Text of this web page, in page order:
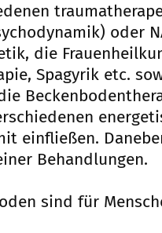
oder
die
Spagyrik etc.
einfließen.
Behandlungen.
sind für